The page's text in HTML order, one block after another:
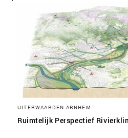
UITERWAARDEN ARNHEM
Ruimtelijk Perspectief
SLA